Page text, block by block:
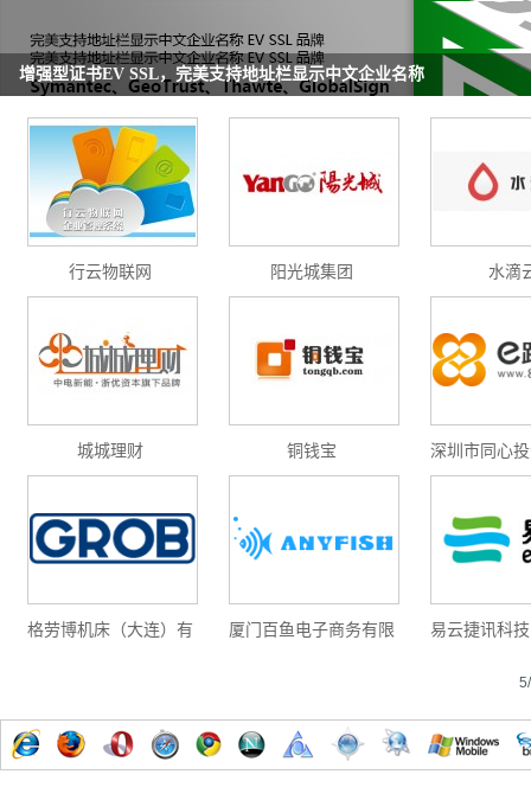
增强型证书EV SSL，完美支持地址栏显示中文企业名称
增强型证书EV SSL,赛门铁克EV证书,verisign EV SSL证书,完美支持地址栏显示中文
位SSL证书,绿色地址栏证书
行云物联网 阳光城集团 水滴
城城理财 铜钱宝
深圳市同心
格劳博机床（大连）有
厦门百鱼电子商务有限
易云捷讯科